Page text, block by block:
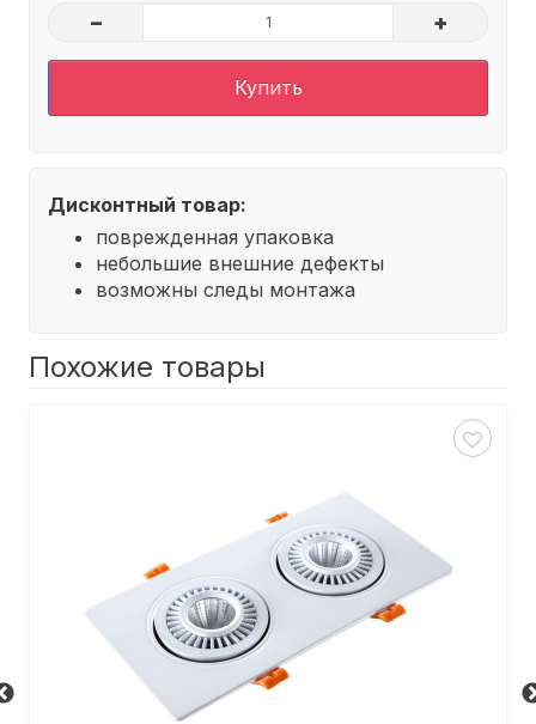
– +
Купить
Дисконтный товар:
поврежденная упаковка
небольшие внешние дефекты
возможны следы монтажа
Похожие товары